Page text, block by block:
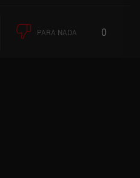
PARA NADA 0